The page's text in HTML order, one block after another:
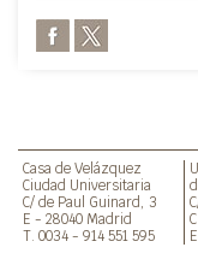
Casa de Velázquez
Ciudad Universitaria
C/ de Paul Guinard, 3
E - 28040 Madrid
T. 0034 - 914 551 595